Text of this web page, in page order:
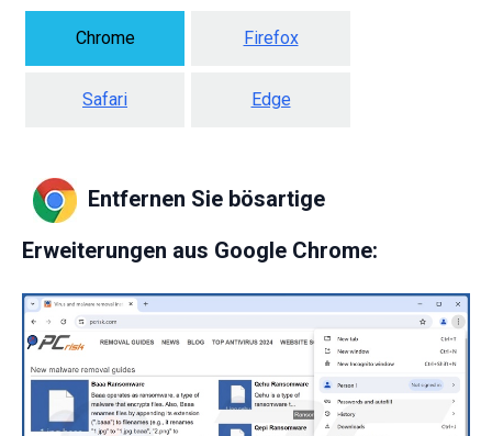
Chrome Firefox
Safari Edge
Entfernen Sie bösartige
Erweiterungen aus Google Chrome: